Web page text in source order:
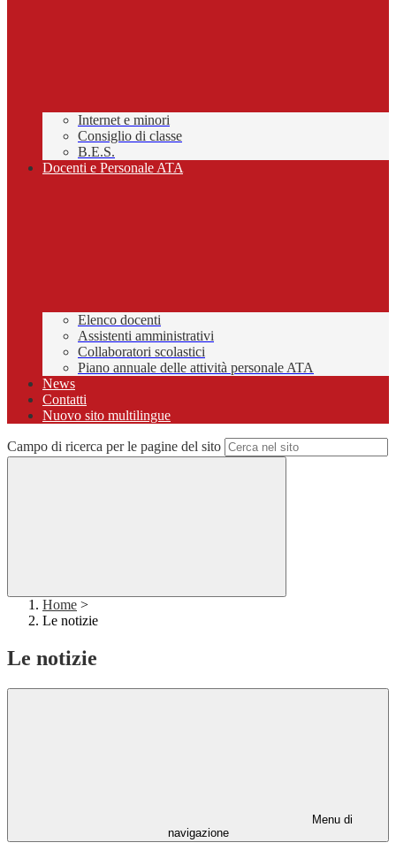
Internet e minori
Consiglio di classe
B.E.S.
Docenti e Personale ATA
Elenco docenti
Assistenti amministrativi
Collaboratori scolastici
Piano annuale delle attività personale ATA
News
Contatti
Nuovo sito multilingue
Campo di ricerca per le pagine del sito
Home >
Le notizie
Le notizie
Menu di
navigazione